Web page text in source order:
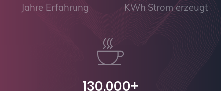
Jahre Erfahrung KWh Strom erzeugt
130.000+